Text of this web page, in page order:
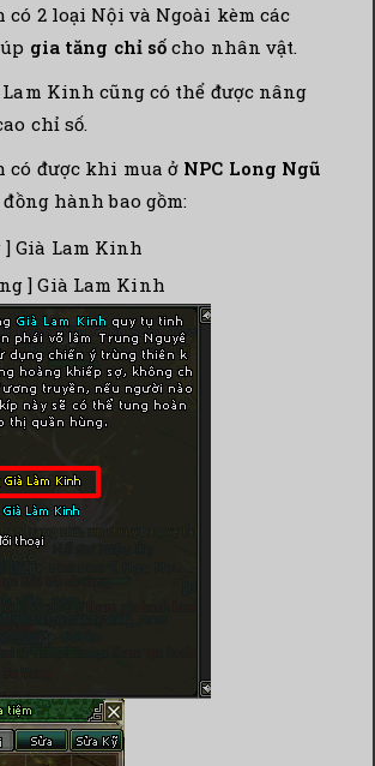
có 2 loại Nội và Ngoài kèm các
gia tăng chỉ số cho nhân vật.
Kinh cũng có thể được nâng
chỉ số.
có được khi mua ở NPC Long Ngũ
đồng hành bao gồm:
] Già Lam Kinh
] Già Lam Kinh